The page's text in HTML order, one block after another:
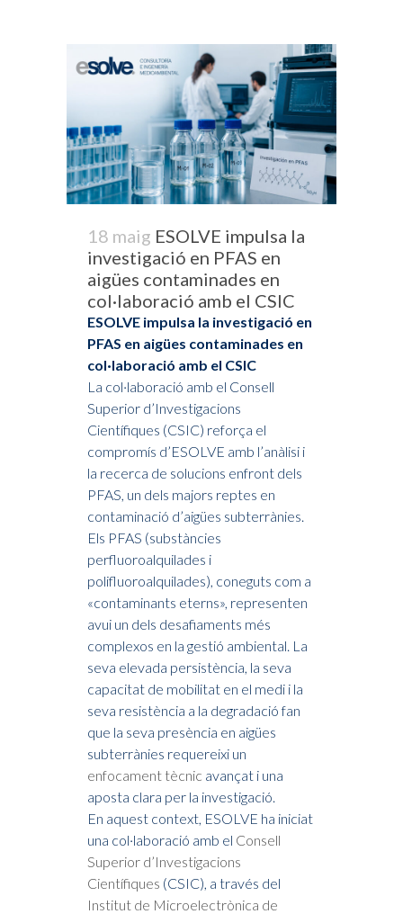
18 maig ESOLVE impulsa la
investigació en PFAS en
aigües contaminades en
col·laboració amb el CSIC
ESOLVE impulsa la investigació en
PFAS en aigües contaminades en
col·laboració amb el CSIC
La col·laboració amb el Consell
Superior d’Investigacions
Científiques (CSIC) reforça el
compromís d’ESOLVE amb l’anàlisi i
la recerca de solucions enfront dels
PFAS, un dels majors reptes en
contaminació d’aigües subterrànies.
Els PFAS (substàncies
perfluoroalquilades i
polifluoroalquilades), coneguts com a
«contaminants eterns», representen
avui un dels desafiaments més
complexos en la gestió ambiental. La
seva elevada persistència, la seva
capacitat de mobilitat en el medi i la
seva resistència a la degradació fan
que la seva presència en aigües
subterrànies requereixi un
enfocament tècnic avançat i una
aposta clara per la investigació.
En aquest context, ESOLVE ha iniciat
una col·laboració amb el Consell
Superior d’Investigacions
Científiques (CSIC), a través del
Institut de Microelectrònica de